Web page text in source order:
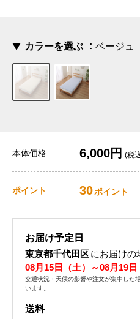
カラーを選ぶ ベージュ
本体価格 6,000円 (税
ポイント 30ポイント
お届け予定日
東京都千代田区にお届けの
08月15日（土）～08月19日
交通状況・天候の影響や注文が集中した
います。
送料